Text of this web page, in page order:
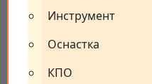
Инструмент
Оснастка
КПО